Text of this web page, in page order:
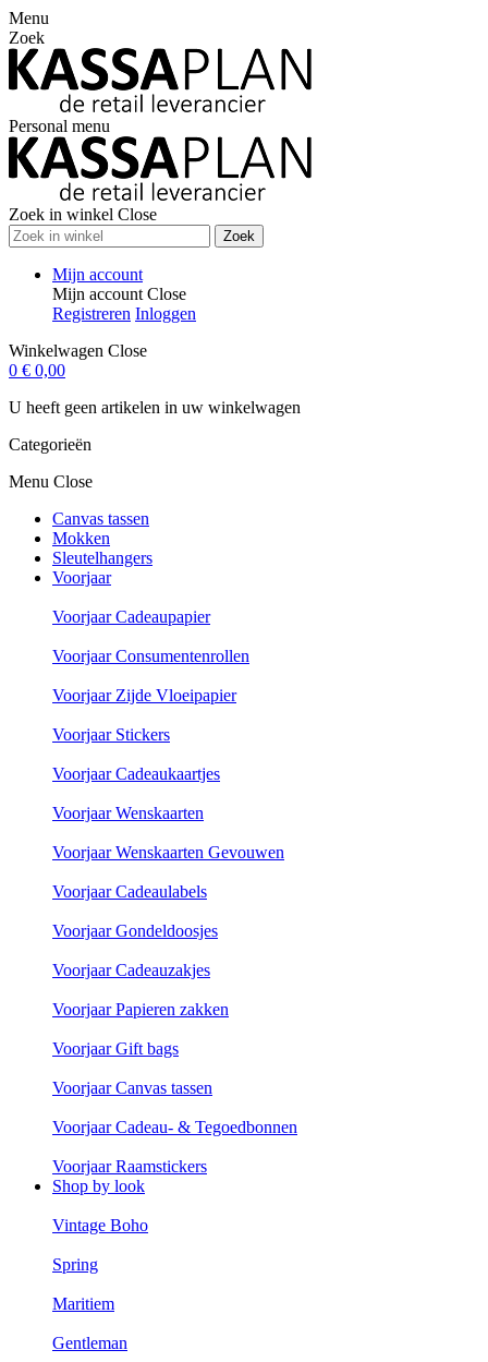
Menu
Zoek
Personal menu
Zoek in winkel Close
Zoek
Mijn account
Mijn account Close
Registreren Inloggen
Winkelwagen Close
0 € 0,00
U heeft geen artikelen in uw winkelwagen
Categorieën
Menu Close
Canvas tassen
Mokken
Sleutelhangers
Voorjaar
Voorjaar Cadeaupapier
Voorjaar Consumentenrollen
Voorjaar Zijde Vloeipapier
Voorjaar Stickers
Voorjaar Cadeaukaartjes
Voorjaar Wenskaarten
Voorjaar Wenskaarten Gevouwen
Voorjaar Cadeaulabels
Voorjaar Gondeldoosjes
Voorjaar Cadeauzakjes
Voorjaar Papieren zakken
Voorjaar Gift bags
Voorjaar Canvas tassen
Voorjaar Cadeau- & Tegoedbonnen
Voorjaar Raamstickers
Shop by look
Vintage Boho
Spring
Maritiem
Gentleman